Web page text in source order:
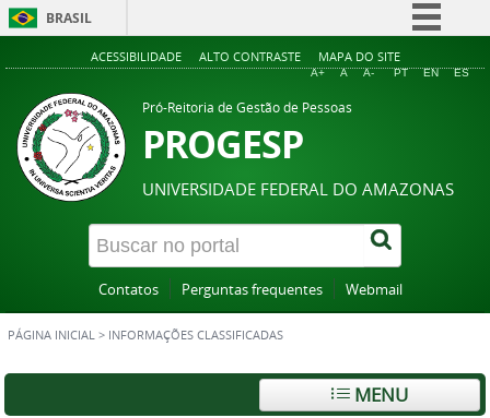
BRASIL
Simplifique!
Acesso à informação
Legislação
Canais
ACESSIBILIDADE ALTO CONTRASTE MAPA DO SITE
A+ A A- PT EN ES
Pró-Reitoria de Gestão de Pessoas
PROGESP
UNIVERSIDADE FEDERAL DO AMAZONAS
Contatos Perguntas frequentes Webmail
PÁGINA INICIAL > INFORMAÇÕES CLASSIFICADAS
MENU